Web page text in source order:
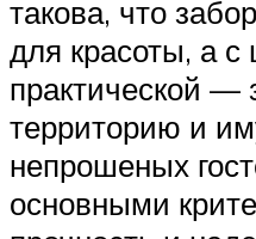
такова, что
для красоты, а с
практической —
территорию и
непрошеных
основными